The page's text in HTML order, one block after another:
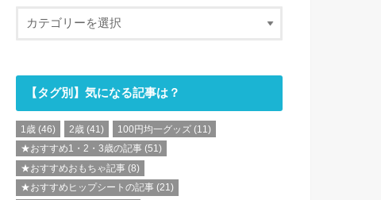
【タグ別】気になる記事は？
1歳 (46) 2歳 (41) 100円均一グッズ (11)
★おすすめ1・2・3歳の記事 (51)
★おすすめおもちゃ記事 (8)
★おすすめヒップシートの記事 (21)